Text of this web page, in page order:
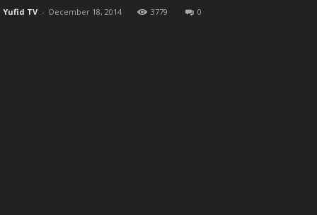
Yufid TV - December 18, 2014 3779 0